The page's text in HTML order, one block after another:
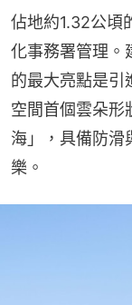
佔地約1.32公頃
化事務署管理。
的最大亮點是引
空間首個雲朵形
海」，具備防滑
樂。